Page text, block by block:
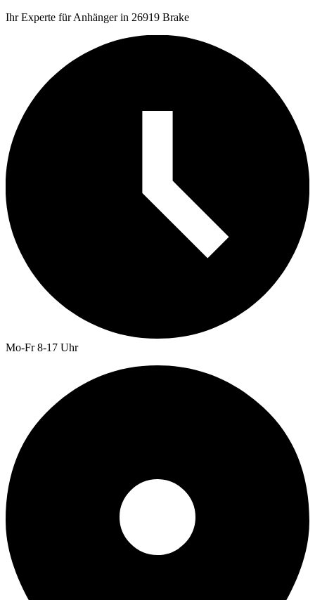
Ihr Experte für Anhänger in 26919 Brake
Mo-Fr 8-17 Uhr